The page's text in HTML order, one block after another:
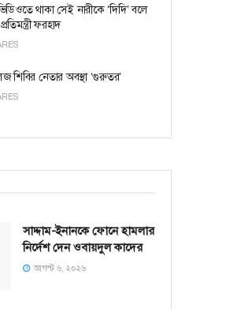
থাকা সেই নারীকে ‘দিদি’ বলে
ফরহাদ
শিবির নেতার অবস্থা ‘গুরুতর’
সাদ্দাম-ইনানকে ফোনে হামলার
নির্দেশ দেন ওবায়দুল কাদের
আগস্ট ৬, ২০২৬